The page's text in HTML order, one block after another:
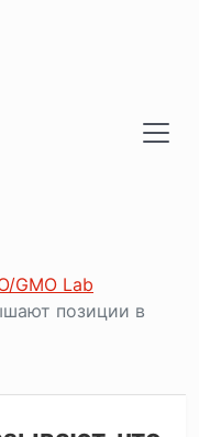
GMO Lab
позиции в